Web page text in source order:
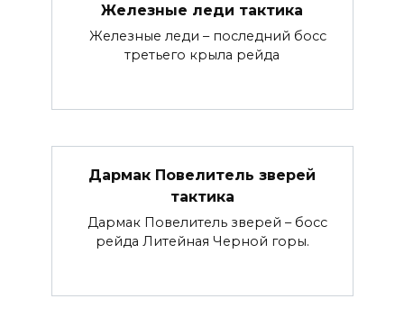
Железные леди тактика
Железные леди – последний босс
третьего крыла рейда
Дармак Повелитель зверей
тактика
Дармак Повелитель зверей – босс
рейда Литейная Черной горы.